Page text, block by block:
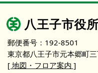
八王子市役所
郵便番号：192-8501
東京都八王子市元本郷町
[ 地図・フロア案内 ]